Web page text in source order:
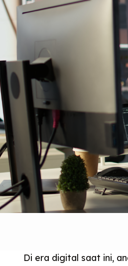
Di era digital saat ini,